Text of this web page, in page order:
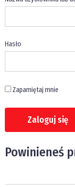
Hasło
Zapamiętaj mnie
Powinieneś